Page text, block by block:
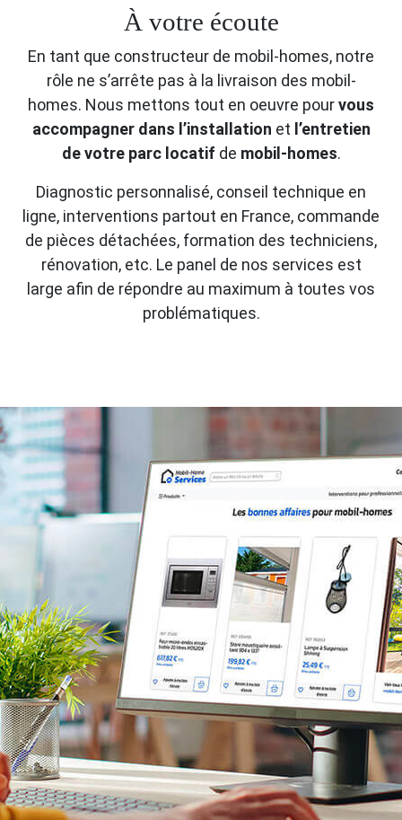
À votre écoute
En tant que constructeur de mobil-homes, notre
rôle ne s’arrête pas à la livraison des mobil-
homes. Nous mettons tout en oeuvre pourvous
accompagner dans l’installation et l’entretien
de votre parc locatif de mobil-homes.
Diagnostic personnalisé, conseil technique en
ligne, interventions partout en France, commande
de pièces détachées, formation des techniciens,
rénovation, etc. Le panel de nos services est
large afin de répondre au maximum à toutes vos
problématiques.